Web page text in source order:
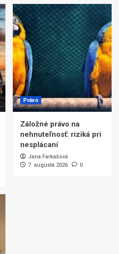
Právo
Záložné právo na
nehnuteľnosť: riziká pri
nesplácaní
Jana Farkašová
7. augusta 2026
0